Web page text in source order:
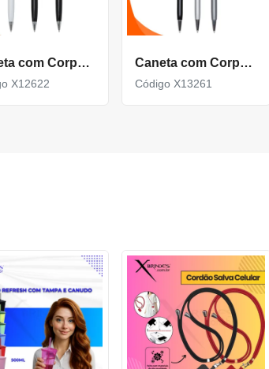
Caneta com Corpo de Metal carga Azul e com Acionamento por rotação X12622
X12622
Caneta com Corpo de Metal com detalhe Texturizado X13261
Código X13261